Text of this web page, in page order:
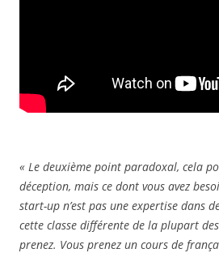
« Le deuxième point paradoxal, cela
déception, mais ce dont vous avez
start-up n’est pas une expertise dans
cette classe différente de la plupart
prenez. Vous prenez un cours de